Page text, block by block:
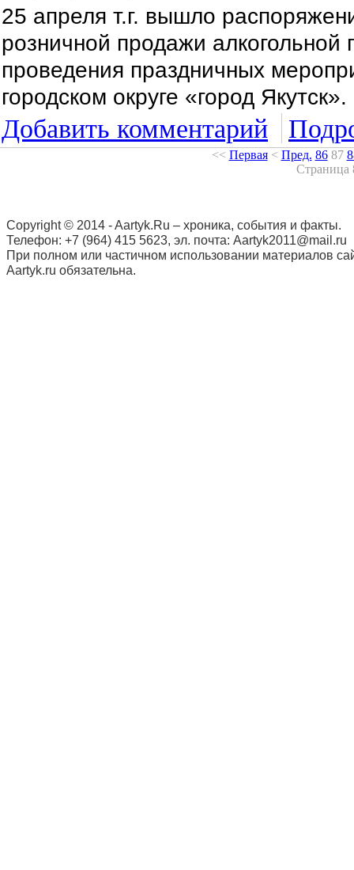
25 апреля т.г. вышло
розничной продажи
проведения праздничных
городском округе «город Якутск».
Добавить комментарий
<< Первая< Пред. 86 87
Страница
Copyright © 2014 - Aartyk.Ru – хроника, события и факты.
Телефон: +7 (964) 415 5623, эл. почта: Aartyk2011@mail.ru
При полном или частичном использовании материалов
Aartyk.ru oбязательна.